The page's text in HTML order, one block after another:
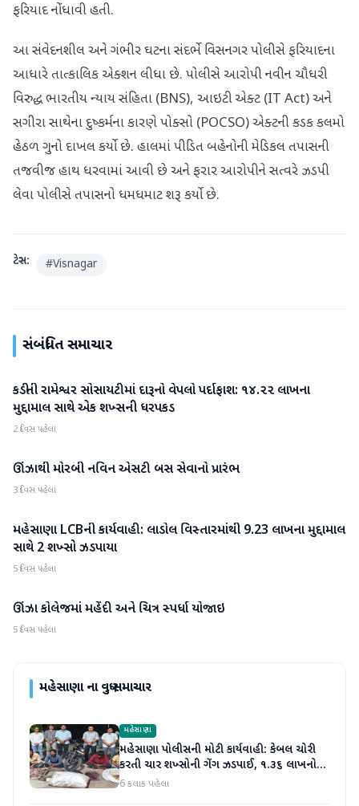
ફરિયાદ નોંધાવી હતી.
આ સંવેદનશીલ અને ગંભીર ઘટના સંદર્ભે વિસનગર પોલીસે ફરિયાદના
આધારે તાત્કાલિક એક્શન લીધા છે. પોલીસે આરોપી નવીન ચૌધરી
વિરુદ્ધ ભારતીય ન્યાય સંહિતા (BNS), આઇટી એક્ટ (IT Act) અને
સગીરા સાથેના દુષ્કર્મના કારણે પોક્સો (POCSO) એક્ટની કડક કલમો
હેઠળ ગુનો દાખલ કર્યો છે. હાલમાં પીડિત બહેનોની મેડિકલ તપાસની
તજવીજ હાથ ધરવામાં આવી છે અને ફરાર આરોપીને સત્વરે ઝડપી
લેવા પોલીસે તપાસનો ધમધમાટ શરૂ કર્યો છે.
ટેગ્સ: #Visnagar
સંબંધિત સમાચાર
મહેસાણા
કડીની રામેશ્વર સોસાયટીમાં દારૂનો વેપલો પર્દાફાશ: ૧૪.૨૨ લાખના
મુદ્દામાલ સાથે એક શખ્સની ધરપકડ
2 દિવસ પહેલા
મહેસાણા
ઊંઝાથી મોરબી નવિન એસટી બસ સેવાનો પ્રારંભ
3 દિવસ પહેલા
મહેસાણા
મહેસાણા LCBની કાર્યવાહી: લાડોલ વિસ્તારમાંથી 9.23 લાખના મુદ્દામાલ
સાથે 2 શખ્સો ઝડપાયા
5 દિવસ પહેલા
મહેસાણા
ઊંઝા કોલેજમાં મહેંદી અને ચિત્ર સ્પર્ધા યોજાઇ
5 દિવસ પહેલા
મહેસાણાના વધુ સમાચાર
મહેસાણા
મહેસાણા પોલીસની મોટી કાર્યવાહી: કેબલ ચોરી
કરતી ચાર શખ્સોની ગેંગ ઝડપાઈ, ૧.૩૬ લાખનો
મુદ્દામાલ જપ્ત
6 કલાક પહેલા